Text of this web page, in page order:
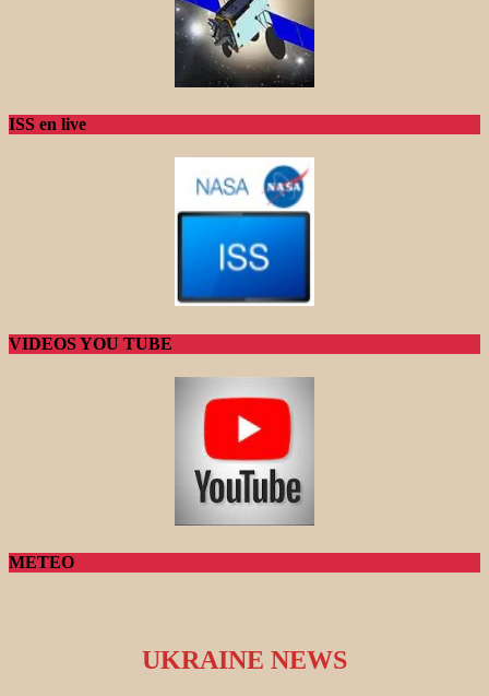
ISS en live
VIDEOS YOU TUBE
METEO
UKRAINE NEWS